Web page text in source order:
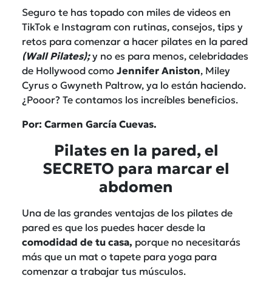
Seguro te has topado con miles de videos en
TikTok e Instagram con rutinas, consejos, tips y
retos para comenzar a hacer pilates en la pared
(Wall Pilates);y no es para menos, celebridades
de Hollywood como Jennifer Aniston, Miley
Cyrus o Gwyneth Paltrow, ya lo están haciendo.
¿Pooor? Te contamos los increíbles beneficios.
Por: Carmen García Cuevas.
Pilates en la pared, el
SECRETO para marcar el
abdomen
Una de las grandes ventajas de los pilates de
pared es que los puedes hacer desde la
comodidad de tu casa, porque no necesitarás
más que un mat o tapete para yoga para
comenzar a trabajar tus músculos.